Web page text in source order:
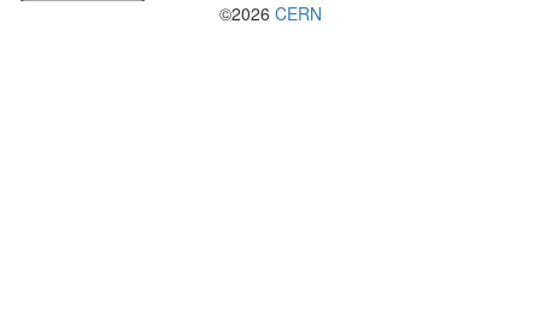
©2026 CERN